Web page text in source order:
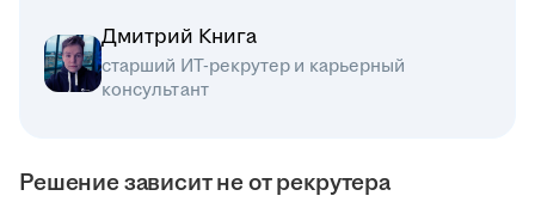
Дмитрий Книга
старший ИТ-рекрутер и карьерный
консультант
Решение зависит не от рекрутера